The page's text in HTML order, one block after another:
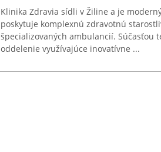
Klinika Zdravia sídli v Žiline a je
poskytuje komplexnú zdravotnú
špecializovaných ambulancií. Súčasťou
oddelenie využívajúce inovatívne ...